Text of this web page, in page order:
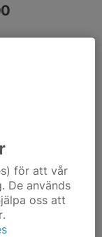
för att vår
De används
oss att